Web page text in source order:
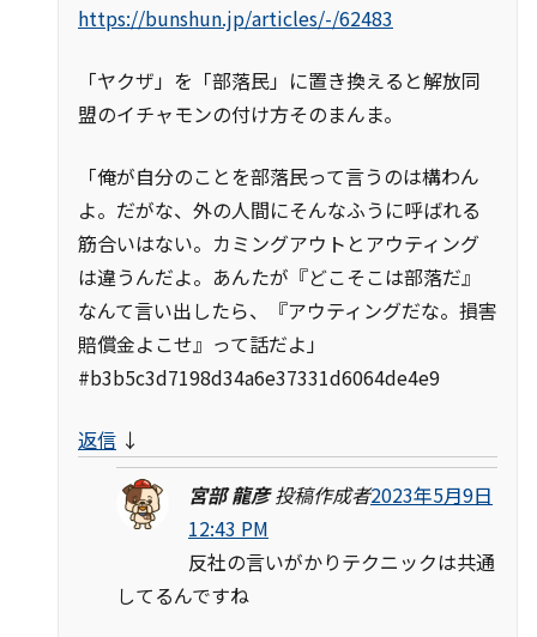
https://bunshun.jp/articles/-/62483
「ヤクザ」を「部落民」に置き換えると解放同
盟のイチャモンの付け方そのまんま。
「俺が自分のことを部落民って言うのは構わん
よ。だがな、外の人間にそんなふうに呼ばれる
筋合いはない。カミングアウトとアウティング
は違うんだよ。あんたが『どこそこは部落だ』
なんて言い出したら、『アウティングだな。損害
賠償金よこせ』って話だよ」
#b3b5c3d7198d34a6e37331d6064de4e9
返信 ↓
宮部 龍彦 投稿作成者2023年5月9日
12:43 PM
反社の言いがかりテクニックは共通
してるんですね